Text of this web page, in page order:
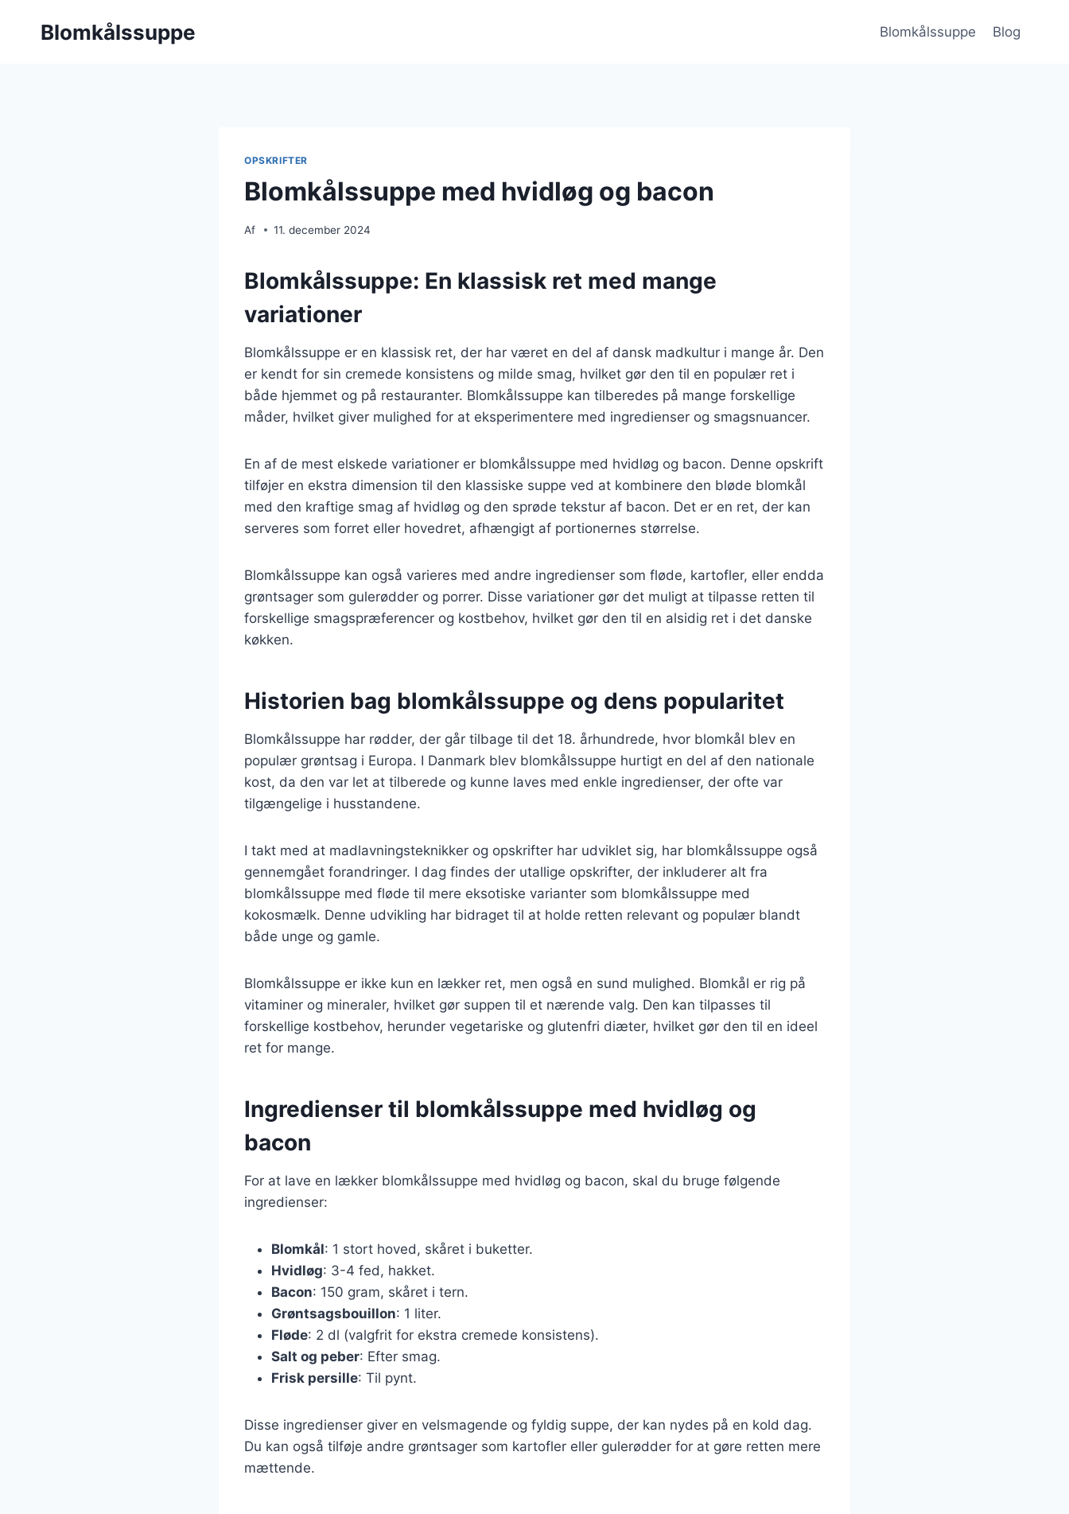
Blomkålssuppe Blomkålssuppe Blog
OPSKRIFTER
Blomkålssuppe med hvidløg og bacon
Af 11. december 2024
Blomkålssuppe: En klassisk ret med mange
variationer
Blomkålssuppe er en klassisk ret, der har været en del af dansk madkultur i mange år. Den
er kendt for sin cremede konsistens og milde smag, hvilket gør den til en populær ret i
både hjemmet og på restauranter. Blomkålssuppe kan tilberedes på mange forskellige
måder, hvilket giver mulighed for at eksperimentere med ingredienser og smagsnuancer.
En af de mest elskede variationer er blomkålssuppe med hvidløg og bacon. Denne opskrift
tilføjer en ekstra dimension til den klassiske suppe ved at kombinere den bløde blomkål
med den kraftige smag af hvidløg og den sprøde tekstur af bacon. Det er en ret, der kan
serveres som forret eller hovedret, afhængigt af portionernes størrelse.
Blomkålssuppe kan også varieres med andre ingredienser som fløde, kartofler, eller endda
grøntsager som gulerødder og porrer. Disse variationer gør det muligt at tilpasse retten til
forskellige smagspræferencer og kostbehov, hvilket gør den til en alsidig ret i det danske
køkken.
Historien bag blomkålssuppe og dens popularitet
Blomkålssuppe har rødder, der går tilbage til det 18. århundrede, hvor blomkål blev en
populær grøntsag i Europa. I Danmark blev blomkålssuppe hurtigt en del af den nationale
kost, da den var let at tilberede og kunne laves med enkle ingredienser, der ofte var
tilgængelige i husstandene.
I takt med at madlavningsteknikker og opskrifter har udviklet sig, har blomkålssuppe også
gennemgået forandringer. I dag findes der utallige opskrifter, der inkluderer alt fra
blomkålssuppe med fløde til mere eksotiske varianter som blomkålssuppe med
kokosmælk. Denne udvikling har bidraget til at holde retten relevant og populær blandt
både unge og gamle.
Blomkålssuppe er ikke kun en lækker ret, men også en sund mulighed. Blomkål er rig på
vitaminer og mineraler, hvilket gør suppen til et nærende valg. Den kan tilpasses til
forskellige kostbehov, herunder vegetariske og glutenfri diæter, hvilket gør den til en ideel
ret for mange.
Ingredienser til blomkålssuppe med hvidløg og
bacon
For at lave en lækker blomkålssuppe med hvidløg og bacon, skal du bruge følgende
ingredienser:
Blomkål: 1 stort hoved, skåret i buketter.
Hvidløg: 3-4 fed, hakket.
Bacon: 150 gram, skåret i tern.
Grøntsagsbouillon: 1 liter.
Fløde: 2 dl (valgfrit for ekstra cremede konsistens).
Salt og peber: Efter smag.
Frisk persille: Til pynt.
Disse ingredienser giver en velsmagende og fyldig suppe, der kan nydes på en kold dag.
Du kan også tilføje andre grøntsager som kartofler eller gulerødder for at gøre retten mere
mættende.